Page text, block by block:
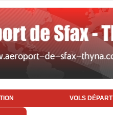
VOLS DÉPART